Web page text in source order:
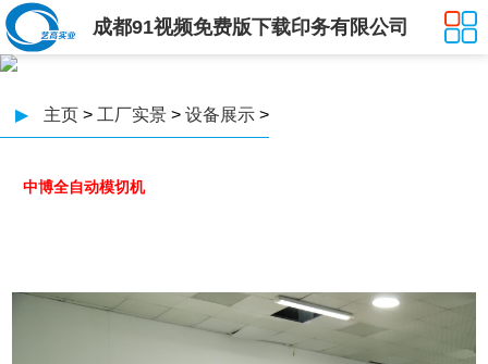
成都91视频免费版下载印务有限公司
▶ 主页 > 工厂实景 > 设备展示 >
中博全自动模切机